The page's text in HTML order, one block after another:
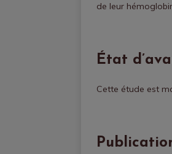
de leur
État
Cette étude est